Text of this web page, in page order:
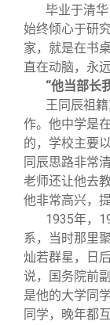
毕业于清
始终倾心于研
家，就是在书
直在动脑，永
“他当部长
王同辰祖
作。他中学是
的，学校主要
同辰思路非常
老师还让他去
他非常高兴，
1935年，
系，当时那里
灿若群星，日
说，国务院前
是他的大学同
同学，晚年都